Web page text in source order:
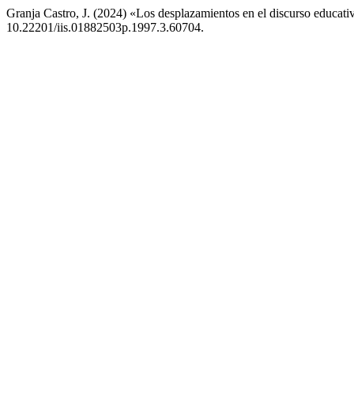
Granja Castro, J. (2024) «Los desplazamientos en el discurso
10.22201/iis.01882503p.1997.3.60704.